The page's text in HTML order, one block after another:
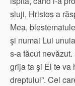
sluji, Hristos a
Mea,
şi numai Lui
s-a făcut
grija ta şi El te va
dreptului”. Cel